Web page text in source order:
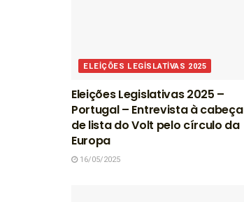
ELEIÇÕES LEGISLATIVAS 2025
Eleições Legislativas 2025 –
Portugal – Entrevista à cabeça
de lista do Volt pelo círculo da
Europa
16/05/2025